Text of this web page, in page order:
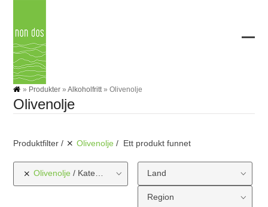
content
» Produkter »Alkoholfritt»Olivenolje
Olivenolje
Produktfilter Olivenolje Ett produkt funnet
Olivenolje Kategorier Land
Region